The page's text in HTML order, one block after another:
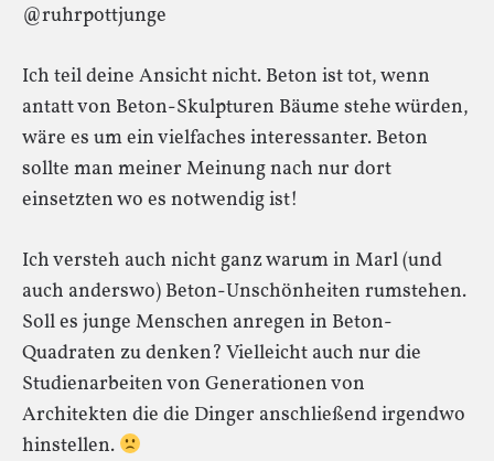
@ruhrpottjunge
Ich teil deine Ansicht nicht. Beton ist tot, wenn
antatt von Beton-Skulpturen Bäume stehe würden,
wäre es um ein vielfaches interessanter. Beton
sollte man meiner Meinung nach nur dort
einsetzten wo es notwendig ist!
Ich versteh auch nicht ganz warum in Marl (und
auch anderswo) Beton-Unschönheiten rumstehen.
Soll es junge Menschen anregen in Beton-
Quadraten zu denken? Vielleicht auch nur die
Studienarbeiten von Generationen von
Architekten die die Dinger anschließend irgendwo
hinstellen.